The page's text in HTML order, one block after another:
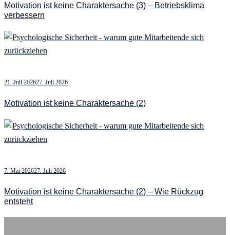
Motivation ist keine Charaktersache (3) – Betriebsklima
verbessern
21. Juli 202627. Juli 2026
Motivation ist keine Charaktersache (2)
7. Mai 202627. Juli 2026
Motivation ist keine Charaktersache (2) – Wie Rückzug
entsteht